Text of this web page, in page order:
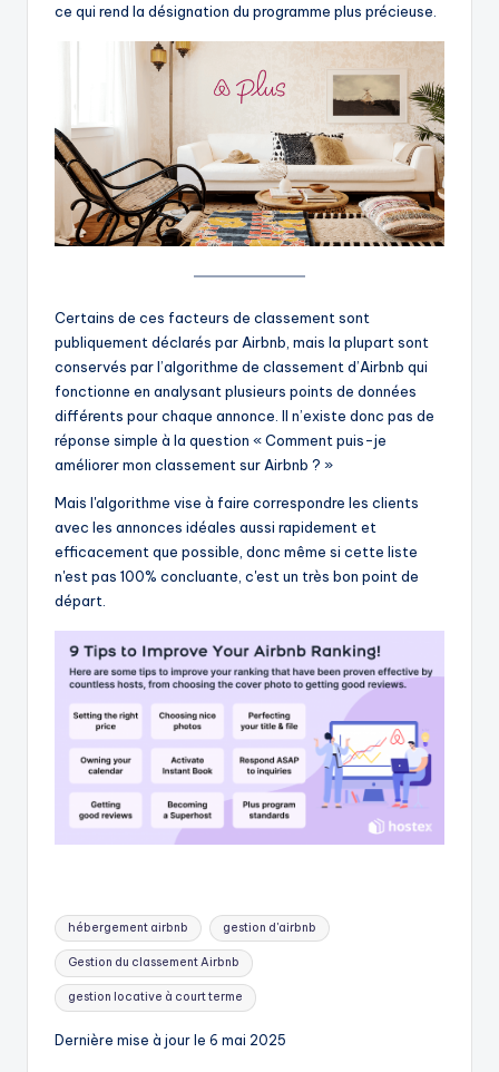
ce qui rend la désignation du programme plus précieuse.
Certains de ces facteurs de classement sont
publiquement déclarés par Airbnb, mais la plupart sont
conservés par l’algorithme de classement d’Airbnb qui
fonctionne en analysant plusieurs points de données
différents pour chaque annonce. Il n’existe donc pas de
réponse simple à la question « Comment puis-je
améliorer mon classement sur Airbnb ? »
Mais l'algorithme vise à faire correspondre les clients
avec les annonces idéales aussi rapidement et
efficacement que possible, donc même si cette liste
n'est pas 100% concluante, c'est un très bon point de
départ.
Mots
clés:
hébergement airbnb gestion d'airbnb
Gestion du classement Airbnb
gestion locative à court terme
Dernière mise à jour le 6 mai 2025